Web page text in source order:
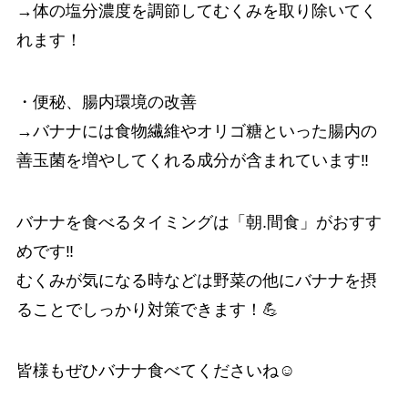
→体の塩分濃度を調節してむくみを取り除いてく
れます！
・便秘、腸内環境の改善
→バナナには食物繊維やオリゴ糖といった腸内の
善玉菌を増やしてくれる成分が含まれています‼️
バナナを食べるタイミングは「朝.間食」がおすす
めです‼️
むくみが気になる時などは野菜の他にバナナを摂
ることでしっかり対策できます！💪
皆様もぜひバナナ食べてくださいね☺️